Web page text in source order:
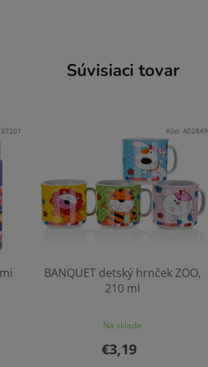
Súvisiaci tovar
37201
BANQUET detský hrnček ZOO,
210 ml
Na sklade
€3,19
Kód: A02849